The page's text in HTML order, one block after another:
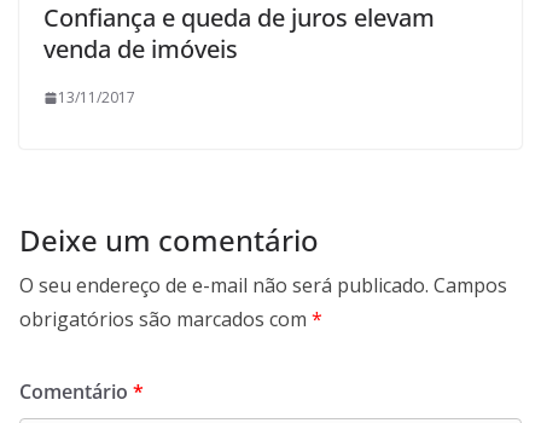
Confiança e queda de juros elevam
venda de imóveis
13/11/2017
Deixe um comentário
O seu endereço de e-mail não será publicado. Campos
obrigatórios são marcados com *
Comentário *